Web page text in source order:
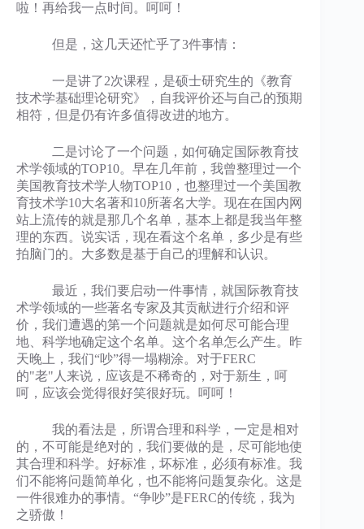
啦！再给我一点时间。呵呵！
但是，这几天还忙乎了3件事情：
一是讲了2次课程，是硕士研究生的《教育
技术学基础理论研究》，自我评价还与自己的预期
相符，但是仍有许多值得改进的地方。
二是讨论了一个问题，如何确定国际教育技
术学领域的TOP10。早在几年前，我曾整理过一个
美国教育技术学人物TOP10，也整理过一个美国教
育技术学10大名著和10所著名大学。现在在国内网
站上流传的就是那几个名单，基本上都是我当年整
理的东西。说实话，现在看这个名单，多少是有些
拍脑门的。大多数是基于自己的理解和认识。
最近，我们要启动一件事情，就国际教育技
术学领域的一些著名专家及其贡献进行介绍和评
价，我们遭遇的第一个问题就是如何尽可能合理
地、科学地确定这个名单。这个名单怎么产生。昨
天晚上，我们“吵”得一塌糊涂。对于FERC
的"老"人来说，应该是不稀奇的，对于新生，呵
呵，应该会觉得很好笑很好玩。呵呵！
我的看法是，所谓合理和科学，一定是相对
的，不可能是绝对的，我们要做的是，尽可能地使
其合理和科学。好标准，坏标准，必须有标准。我
们不能将问题简单化，也不能将问题复杂化。这是
一件很难办的事情。“争吵”是FERC的传统，我为
之骄傲！